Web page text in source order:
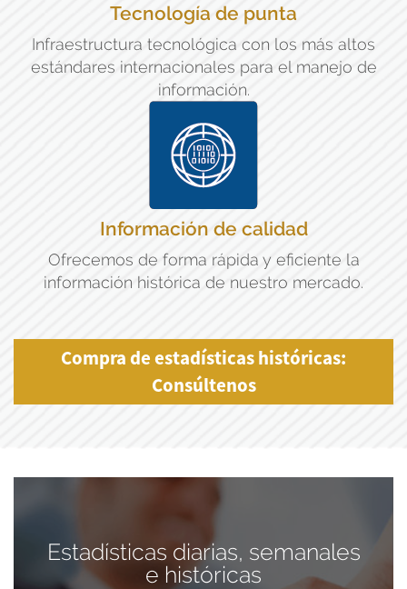
Tecnología de punta
Infraestructura tecnológica con los más altos
estándares internacionales para el manejo de
información.
Información de calidad
Ofrecemos de forma rápida y eficiente la
información histórica de nuestro mercado.
Compra de estadísticas históricas:
Consúltenos
Estadísticas diarias, semanales
e históricas